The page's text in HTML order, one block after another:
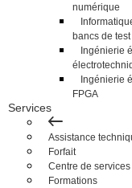
numérique
bancs de test
Ingénierie
Ingénierie
FPGA
Services
Assistance
Forfait
Centre de services
Formations